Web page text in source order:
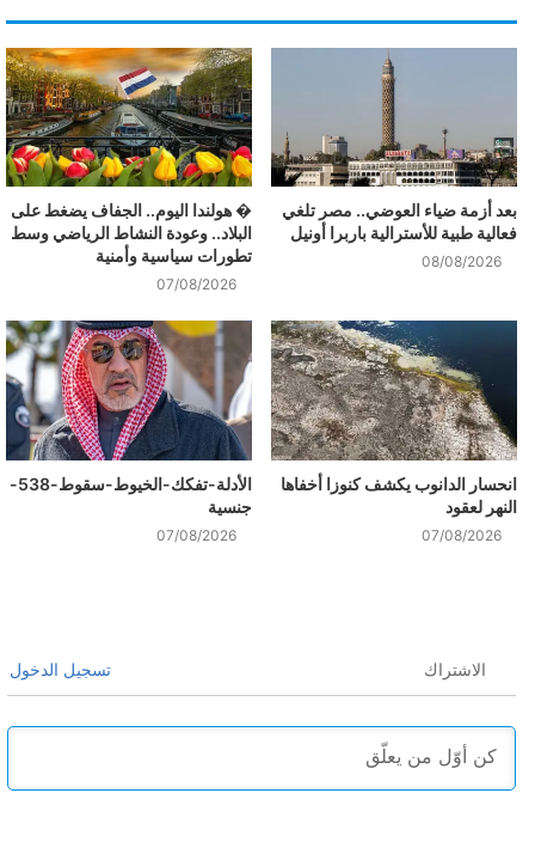
بعد أزمة ضياء العوضي.. مصر تلغي
فعالية طبية للأسترالية باربرا أونيل
08/08/2026
� هولندا اليوم.. الجفاف يضغط على
البلاد.. وعودة النشاط الرياضي وسط
تطورات سياسية وأمنية
07/08/2026
انحسار الدانوب يكشف كنوزا أخفاها
النهر لعقود
07/08/2026
الأدلة-تفكك-الخيوط-سقوط-538-
جنسية
07/08/2026
الاشتراك تسجيل الدخول